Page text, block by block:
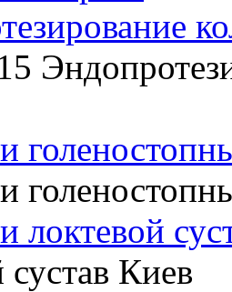
локтевой
сустав Киев